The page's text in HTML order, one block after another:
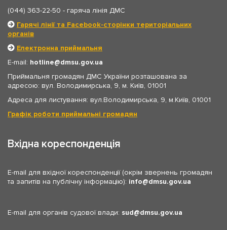
(044) 363-22-50 - гаряча лінія ДМС
Гарячі лінії та Facebook-сторінки територіальних
органів
Електронна приймальня
E-mail: hotline
dmsu.gov.ua
Приймальня громадян ДМС України розташована за
адресою: вул. Володимирська, 9, м. Київ, 01001
Адреса для листування: вул.Володимирська, 9, м.Київ, 01001
Графік роботи приймальні громадян
Вхідна кореспонденція
E-mail для вхідної кореспонденції (окрім звернень громадян
та запитів на публічну інформацію): info dmsu.gov.ua
E-mail для органів судової влади: sud dmsu.gov.ua